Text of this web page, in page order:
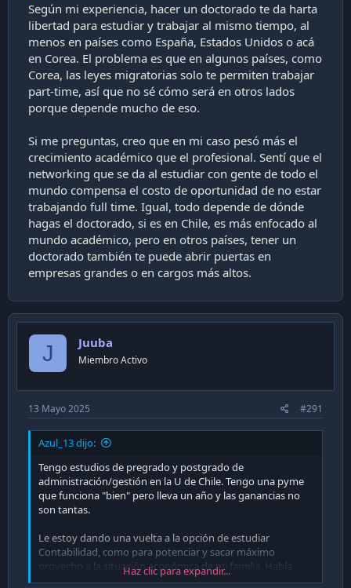
No se que piensas respecto a esto ?
Según mi experiencia, hacer un doctorado te da harta
libertad para estudiar y trabajar al mismo tiempo, al
menos en países como España, Estados Unidos o acá
en Corea. El problema es que en algunos países, como
Corea, las leyes migratorias solo te permiten trabajar
part-time, así que no sé cómo será en otros lados
porque depende mucho de eso.
Si me preguntas, creo que en mi caso pesó más el
crecimiento académico que el profesional. Sentí que el
networking que se da al estudiar con gente de todo el
mundo compensa el costo de oportunidad de no estar
trabajando full time. Igual, todo depende de dónde
hagas el doctorado, si es en Chile, es más enfocado al
mundo académico, pero en otros países, tener un
doctorado también te puede abrir puertas en
empresas grandes o en cargos más altos.
J Juuba
Miembro Activo
13 Mayo 2025 #291
Azul_13 dijo:
Tengo estudios de pregrado y postgrado de
administración/gestión en la U de Chile. Tengo una pyme
que funciona "bien" pero lleva un año y las ganancias no
son tantas.
Le estoy dando una vuelta a la opción de estudiar
Contabilidad, como para potenciar y sacar máximo
provecho a la situación económica de mi familia. Había
pensado en Derecho o Comercial, pero siento que no le
Haz clic para expandir...